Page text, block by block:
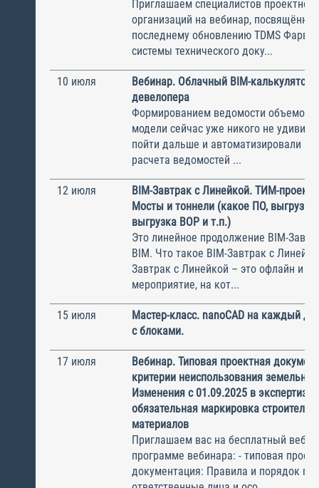
Приглашаем специалистов проектно-
организаций на вебинар,
последнему обновлению TDMS
системы технического доку...
10 июля
Вебинар. Облачный BIM-калькулятор
девелопера
Формированием ведомости объемов
модели сейчас уже никого не
пойти дальше и автоматизировали
расчета ведомостей ...
12 июля
BIM-Завтрак с Линейкой. ТИМ-
Мосты и тоннели (какое ПО, выгрузка
выгрузка ВОР и т.п.)
Это линейное продолжение BIM-
BIM. Что такое BIM-Завтрак с
Завтрак с Линейкой – это офлайн и
мероприятие, на кот...
15 июля
Мастер-класс. nanoCAD на каждый
с блоками.
17 июля
Вебинар. Типовая проектная
критерии неиспользования
Изменения с 01.09.2025 в экспертизе
обязательная маркировка
материалов
Приглашаем вас на бесплатный
программе вебинара: - типовая
документация: Правила и порядок